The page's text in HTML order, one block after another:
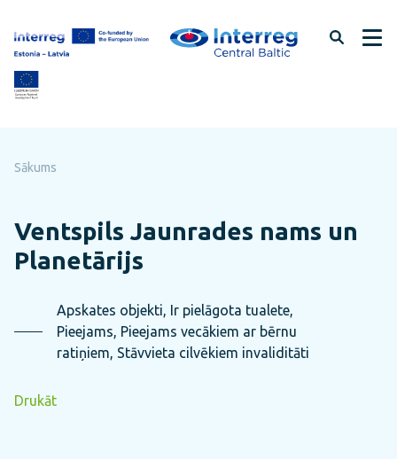
uz
lapas
saturu
Sākums
Ventspils Jaunrades nams un
Planetārijs
Apskates objekti, Ir pielāgota tualete,
Pieejams, Pieejams vecākiem ar bērnu
ratiņiem, Stāvvieta cilvēkiem invaliditāti
Drukāt